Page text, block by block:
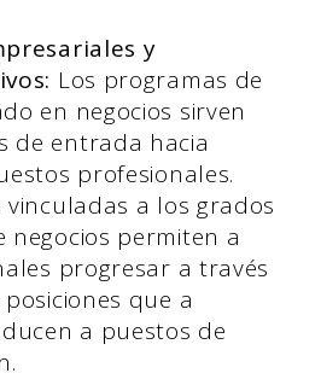
y
Los programas de
en negocios sirven
de entrada hacia
profesionales.
vinculadas a los grados
negocios permiten a
progresar a través
que a
a puestos de